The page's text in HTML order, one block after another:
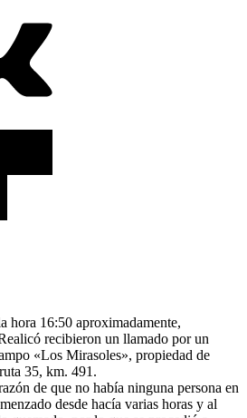
hora 16:50 aproximadamente,
recibieron un llamado por un
«Los Mirasoles», propiedad de
35, km. 491.
de que no había ninguna persona en
desde hacía varias horas y al